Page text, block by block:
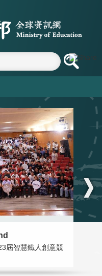
屆智慧鐵人創意競